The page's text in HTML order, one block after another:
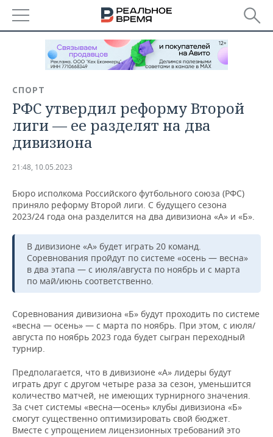
РЕГИОНЫ
БАШКОРТОСТАН
УДМУРТИЯ
НОВОСТИ
НОВОСТИ АНАЛИТИКИ
ВУЗЫ ТАТАРСТАНА
ТОРГОВЫЕ ЦЕНТРЫ
ТАТАРСТАНА
ЭКОНОМИКА
БАНКИ
ИНВЕСТИЦИИ
ПРОМЫШЛЕННОСТИ
АГРОПРОМ
МАШИНОСТРОЕНИЕ
НЕФТЕХИМИЯ
ОПК
НОВОСТИ НЕДВИЖИМОСТИ
АВТО
БИЗНЕС
НОВОСТИ БИЗНЕСА
РОЗНИЧНАЯ ТОРГОВЛЯ
ТРАНСПОРТ
УСЛУГИ
ТЕХНОЛОГИИ
НОВОСТИ ТЕХНОЛОГИЙ
IT
МЕДИА
ТЕЛЕКОММУНИКАЦИИ
МЕРОПРИЯТИЯ
НОВОСТИ МЕРОПРИЯТИЙ
ВЫЕЗДНАЯ РЕДАКЦИЯ
БИЗНЕС-БРАНЧИ
ONLINE-КОНФЕРЕНЦИИ
СПОРТ
НОВОСТИ СПОРТА
ФУТБОЛ
ХОККЕЙ
ОБЩЕСТВО
НОВОСТИ ОБЩЕСТВА
ВЛАСТЬ
ФОТОГАЛЕРЕЯ
СЮЖЕТЫ
СПОРТ
РФС утвердил реформу Второй
лиги — ее разделят на два
дивизиона
21:48, 10.05.2023
Бюро исполкома Российского футбольного союза (РФС)
приняло реформу Второй лиги. С будущего сезона
2023/24 года она разделится на два дивизиона «А» и «Б».
В дивизионе «А» будет играть 20 команд.
Соревнования пройдут по системе «осень — весна»
в два этапа — с июля/августа по ноябрь и с марта
по май/июнь соответственно.
Соревнования дивизиона «Б» будут проходить по системе
«весна — осень» — с марта по ноябрь. При этом, с июля/
августа по ноябрь 2023 года будет сыгран переходный
турнир.
Предполагается, что в дивизионе «А» лидеры будут
играть друг с другом четыре раза за сезон, уменьшится
количество матчей, не имеющих турнирного значения.
За счет системы «весна—осень» клубы дивизиона «Б»
смогут существенно оптимизировать свой бюджет.
Вместе с упрощением лицензионных требований это